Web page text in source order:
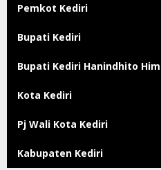
Pemkot Kediri
Bupati Kediri
Bupati Kediri Hanindhito
Kota Kediri
Pj Wali Kota Kediri
Kabupaten Kediri